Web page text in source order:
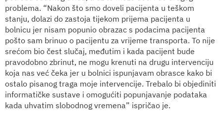
problema. “Nakon što smo doveli pacijenta u teškom
stanju, dolazi do zastoja tijekom prijema pacijenta u
bolnicu jer nisam popunio obrazac s podacima pacijenta
pošto sam brinuo o pacijentu za vrijeme transporta. To nije
srećom bio čest slučaj, međutim i kada pacijent bude
pravodobno zbrinut, ne mogu krenuti na drugu intervenciju
koja nas već čeka jer u bolnici ispunjavam obrasce kako bi
ostalo pisanog traga moje intervencije. Trebalo bi objediniti
informatičke sustave i omogućiti popunjavanje podataka
kada uhvatim slobodnog vremena” ispričao je.